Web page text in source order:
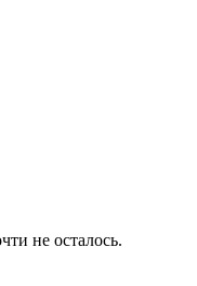
не осталось.